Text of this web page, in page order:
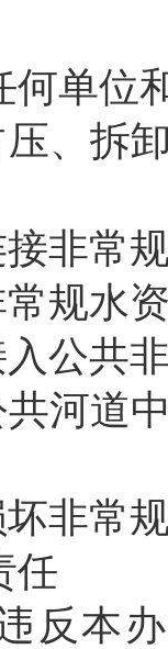
何单位
压、拆
接非常
常规水
入公共
河道
坏非常
任
反本